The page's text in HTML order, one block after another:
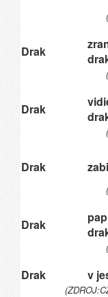
Drak
Drak
Drak
Drak
Drak v